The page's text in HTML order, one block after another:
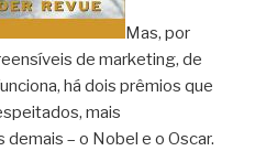
Mas, por
de marketing, de
há dois prêmios que
mais
– o Nobel e o Oscar.